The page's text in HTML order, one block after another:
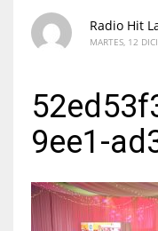
Radio Hit
MARTES, 12
9ee1-